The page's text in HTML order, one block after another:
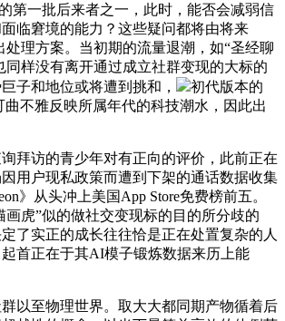
第一批后来者之一，此时，能否会减弱信
临窘境的能力？这些疑问都将由将来
处理方案。当初期的流量退潮，如“圣经聊
同样没有离开通过成立社群变现的大标的
子和地位或将遭到挑和，
初代版本的
曲不雅反映所属年代的科技潮水，因此出
访的青少年对有正向的评价，此前正在
用户现私政策而遭到下架的通话数据收集
》从头冲上美国App Store免费榜前五。
画虎”似的做社交变现标的目的所分歧的
了实正的成长往往恰是正在处置复杂的人
首正在于其AI模子锻炼数据来历上能
至物理世界。取大大都同期产物循着后